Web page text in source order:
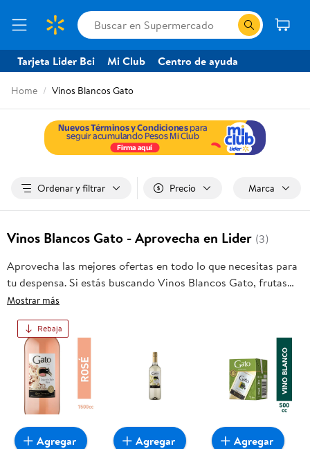
Tarjeta Lider Bci Mi Club Centro de ayuda
Home Vinos Blancos Gato
Ordenar y filtrar Precio Marca
Vinos Blancos Gato - Aprovecha en Lider (3)
Aprovecha las mejores ofertas en todo lo que necesitas para
tu despensa. Si estás buscando Vinos Blancos Gato, frutas
frescas, carnes, pan o productos para el hogar, aquí lo
despacho a domicilio o retiro en tienda, y haz que esta
oportunidad sea realmente conveniente para ti y tu familia.
Mostrar más
Rebaja
Agregar Agregar Agregar